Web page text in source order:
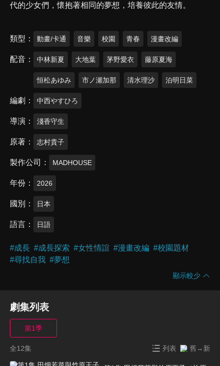
代的少女們，懷抱著相同的夢想，培養彼此的友情。
類型 動畫/卡通 音樂 校園 青春 漫畫改編
配音 中林新夏 大地葉 茅野愛衣 藤原夏海
恒松あゆみ 市ノ瀬加那 清水理沙 泊明日菜
編劇 中西やすひろ
導演 淺香守生
原著 志村貴子
製作公司 MADHOUSE
年份 2026
國別 日本
語言 日語
#成長 #成長探索 #女性情誼 #漫畫改編 #校園題材
#尋找自我 #夢想
顯示較少
劇集列表
第1季
全12集 列表 舊→新